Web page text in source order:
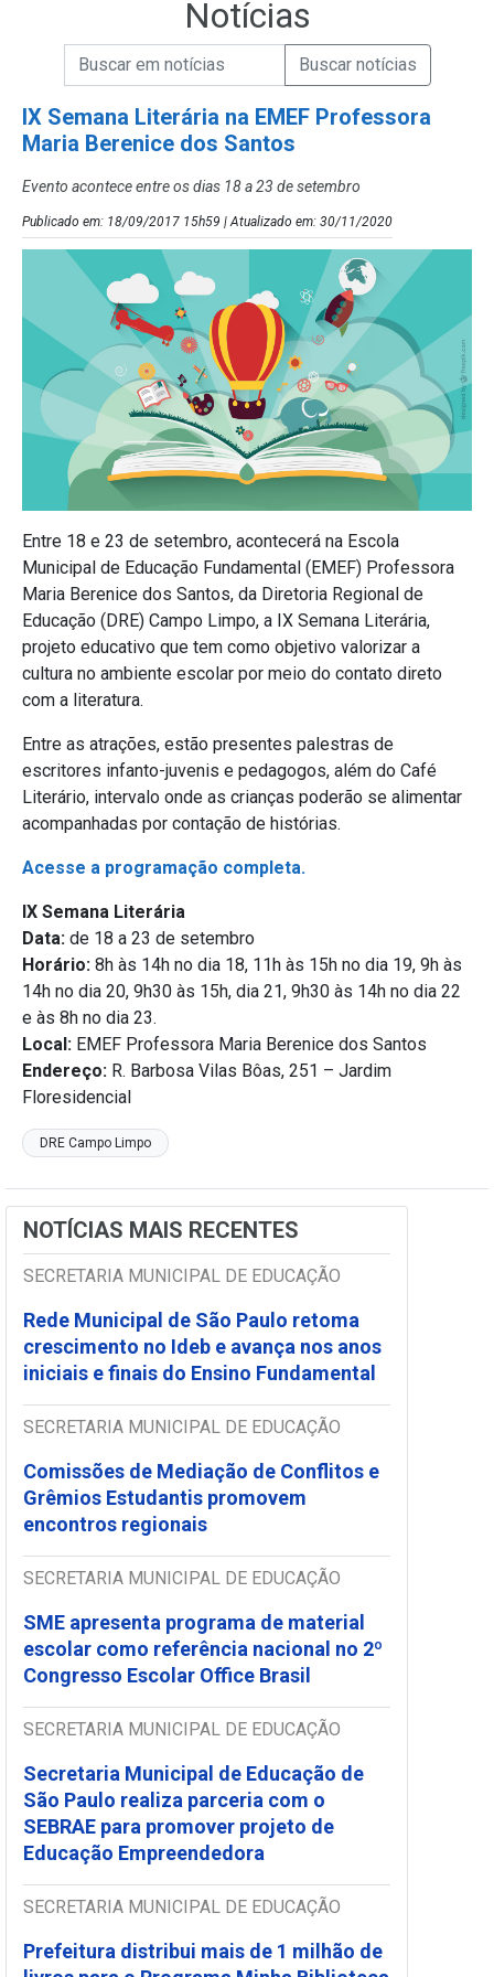
Notícias
Campo de Busca de Notícias
Campo de Busca de informaçõesEnviar a Busca de Notícias
IX Semana Literária na EMEF Professora
Maria Berenice dos Santos
Evento acontece entre os dias 18 a 23 de setembro
Publicado em: 18/09/2017 15h59 | Atualizado em: 30/11/2020
Entre 18 e 23 de setembro, acontecerá na Escola
Municipal de Educação Fundamental (EMEF) Professora
Maria Berenice dos Santos, da Diretoria Regional de
Educação (DRE) Campo Limpo, a IX Semana Literária,
projeto educativo que tem como objetivo valorizar a
cultura no ambiente escolar por meio do contato direto
com a literatura.
Entre as atrações, estão presentes palestras de
escritores infanto-juvenis e pedagogos, além do Café
Literário, intervalo onde as crianças poderão se alimentar
acompanhadas por contação de histórias.
Acesse a programação completa.
IX Semana Literária
Data: de 18 a 23 de setembro
Horário: 8h às 14h no dia 18, 11h às 15h no dia 19, 9h às
14h no dia 20, 9h30 às 15h, dia 21, 9h30 às 14h no dia 22
e às 8h no dia 23.
Local: EMEF Professora Maria Berenice dos Santos
Endereço: R. Barbosa Vilas Bôas, 251 – Jardim
Floresidencial
DRE Campo Limpo
NOTÍCIAS MAIS RECENTES
SECRETARIA MUNICIPAL DE EDUCAÇÃO
Rede Municipal de São Paulo retoma
crescimento no Ideb e avança nos anos
iniciais e finais do Ensino Fundamental
SECRETARIA MUNICIPAL DE EDUCAÇÃO
Comissões de Mediação de Conflitos e
Grêmios Estudantis promovem
encontros regionais
SECRETARIA MUNICIPAL DE EDUCAÇÃO
SME apresenta programa de material
escolar como referência nacional no 2º
Congresso Escolar Office Brasil
SECRETARIA MUNICIPAL DE EDUCAÇÃO
Secretaria Municipal de Educação de
São Paulo realiza parceria com o
SEBRAE para promover projeto de
Educação Empreendedora
SECRETARIA MUNICIPAL DE EDUCAÇÃO
Prefeitura distribui mais de 1 milhão de